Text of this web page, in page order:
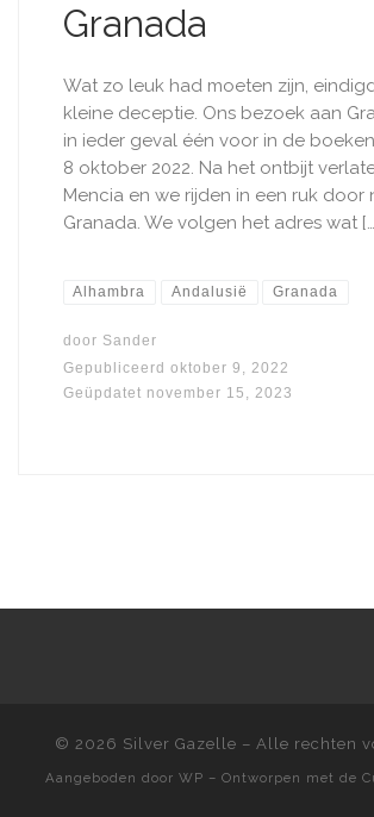
Granada
Wat zo leuk had moeten zijn,
kleine deceptie. Ons bezoek aan
in ieder geval één voor in de
8 oktober 2022. Na het ontbijt
Mencia en we rijden in een ruk door
Granada. We volgen het adres wat
Alhambra Andalusië Granada
door Sander
Gepubliceerd oktober 9, 2022
Geüpdatet november 15, 2023
© 2026 Silver Gazelle – Alle rechten
Aangeboden door WP – Ontworpen met de